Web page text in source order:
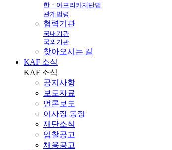
한ㆍ아프리카재단법
관계법령
협력기관
국내기관
국외기관
찾아오시는 길
KAF 소식
KAF 소식
공지사항
보도자료
언론보도
이사장 동정
재단소식
입찰공고
채용공고